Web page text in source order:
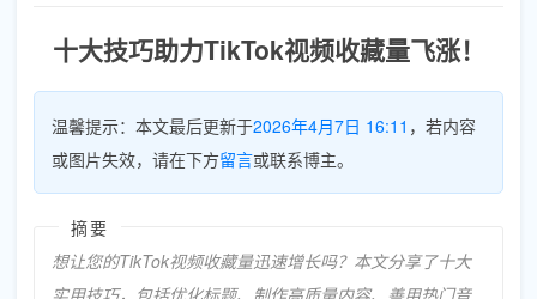
十大技巧助力TikTok视频收藏量飞涨！
温馨提示：本文最后更新于2026年4月7日 16:11 ，若内容
或图片失效，请在下方留言或联系博主。
摘要
想让您的TikTok视频收藏量迅速增长吗？本文分享了十大
实用技巧，包括优化标题、制作高质量内容、善用热门音